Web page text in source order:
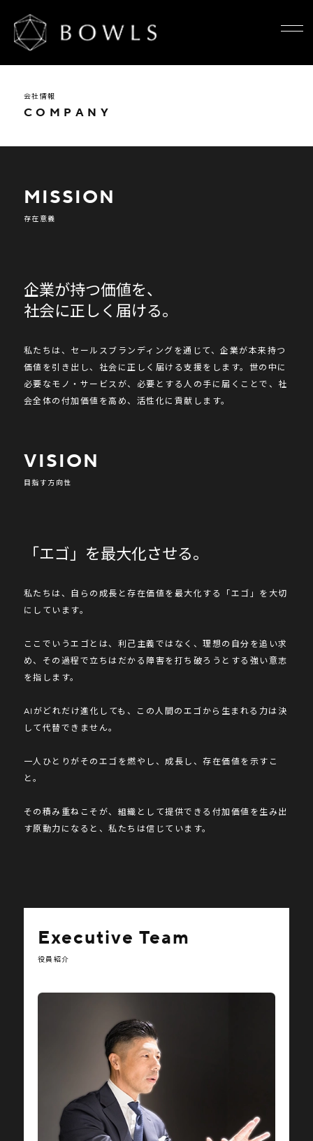
会社情報
C O M P A N Y
MISSION
存在意義
企業が持つ価値を、
社会に正しく届ける。
私たちは、セールスブランディングを通じて、企業が本来持つ
価値を引き出し、社会に正しく届ける支援をします。世の中に
必要なモノ・サービスが、必要とする人の手に届くことで、社
会全体の付加価値を高め、活性化に貢献します。
VISION
目指す方向性
「エゴ」を最大化させる。
私たちは、自らの成長と存在価値を最大化する「エゴ」を大切
にしています。
ここでいうエゴとは、利己主義ではなく、理想の自分を追い求
め、その過程で立ちはだかる障害を打ち破ろうとする強い意志
を指します。
AIがどれだけ進化しても、この人間のエゴから生まれる力は決
して代替できません。
一人ひとりがそのエゴを燃やし、成長し、存在価値を示すこ
と。
その積み重ねこそが、組織として提供できる付加価値を生み出
す原動力になると、私たちは信じています。
Executive Team
役員紹介